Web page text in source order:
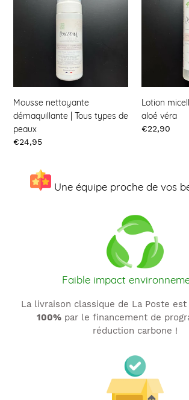
t
n
:
démaquillante
Mousse nettoyante
démaquillante | Tous types de
peaux
Prix
€24,95
calendula
Lotion
aloé véra
Prix
€22,90
Une équipe proche de vos
Faible impact
La livraison classique de La Poste est
100% par le financement de
réduction carbone !